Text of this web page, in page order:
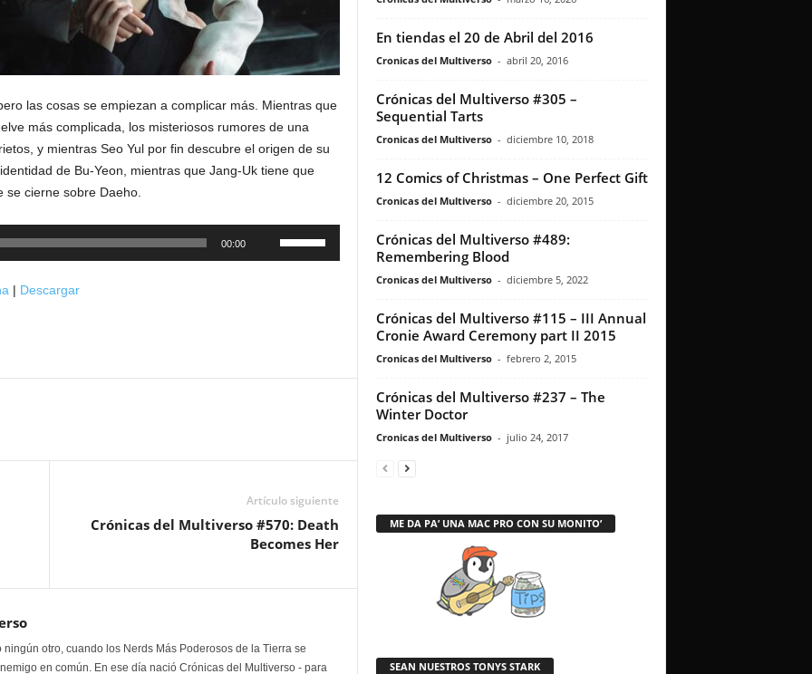
las cosas se empiezan a complicar más. Mientras que
más complicada, los misteriosos rumores de una
y mientras Seo Yul por fin descubre el origen de su
de Bu-Yeon, mientras que Jang-Uk tiene que
se cierne sobre Daeho.
00:00
| Descargar
Artículo siguiente
Crónicas del Multiverso #570: Death
Becomes Her
ningún otro, cuando los Nerds Más Poderosos de la Tierra se
en común. En ese día nació Crónicas del Multiverso - para
En tiendas el 20 de Abril del 2016
Cronicas del Multiverso - abril 20, 2016
Crónicas del Multiverso #305 –
Sequential Tarts
Cronicas del Multiverso - diciembre 10, 2018
12 Comics of Christmas – One Perfect Gift
Cronicas del Multiverso - diciembre 20, 2015
Crónicas del Multiverso #489:
Remembering Blood
Cronicas del Multiverso - diciembre 5, 2022
Crónicas del Multiverso #115 – III Annual
Cronie Award Ceremony part II 2015
Cronicas del Multiverso - febrero 2, 2015
Crónicas del Multiverso #237 – The
Winter Doctor
Cronicas del Multiverso - julio 24, 2017
ME DA PA’ UNA MAC PRO CON SU MONITO’
SEAN NUESTROS TONYS STARK